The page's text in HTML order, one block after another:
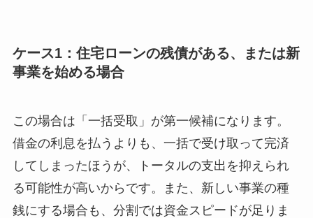
ケース1：住宅ローンの残債がある、または新
事業を始める場合
この場合は「一括受取」が第一候補になります。
借金の利息を払うよりも、一括で受け取って完済
してしまったほうが、トータルの支出を抑えられ
る可能性が高いからです。また、新しい事業の種
銭にする場合も、分割では資金スピードが足りま